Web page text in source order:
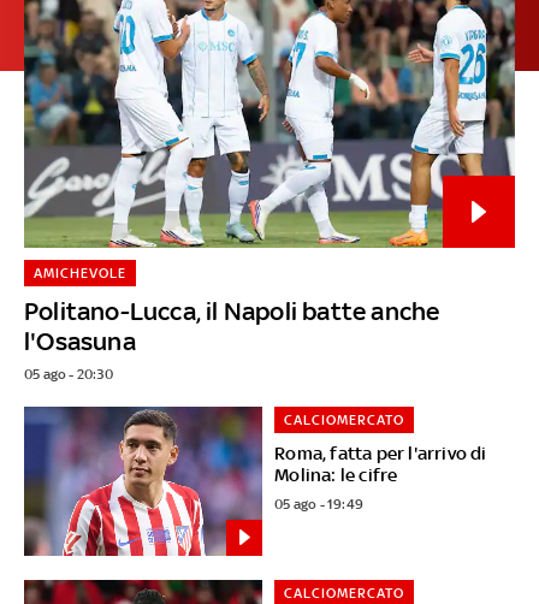
Politano-Lucca, il Napoli batte anche
l'Osasuna
AMICHEVOLE
05 ago - 20:30
Roma, fatta per l'arrivo di
Molina: le cifre
CALCIOMERCATO
05 ago - 19:49
CALCIOMERCATO